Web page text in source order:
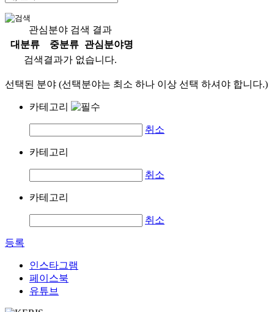
관심분야 검색 결과
대분류
중분류
관심분야명
검색결과가 없습니다.
선택된 분야 (선택분야는 최소 하나 이상 선택 하셔야 합니다.)
카테고리
취소
카테고리
취소
카테고리
취소
등록
인스타그램
페이스북
유튜브